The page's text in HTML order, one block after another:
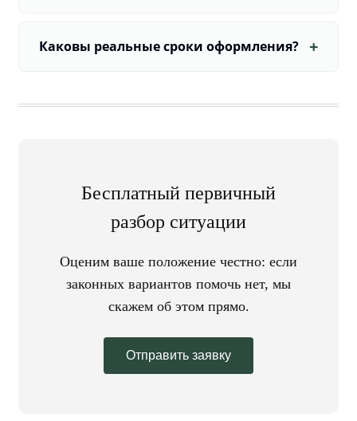
Каковы реальные сроки оформления?
Бесплатный первичный
разбор ситуации
Оценим ваше положение честно: если
законных вариантов помочь нет, мы
скажем об этом прямо.
Отправить заявку